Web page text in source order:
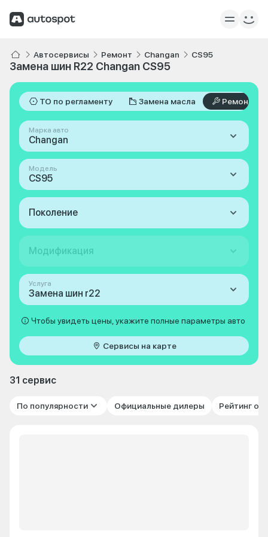
Автосервисы Ремонт Changan CS95
Замена шин R22 Changan CS95
ТО по регламенту Замена масла Ремонт
Марка авто
Changan
Модель
CS95
Поколение
Модификация
Услуга
Замена шин r22
Чтобы увидеть цены, укажите полные параметры авто
Сервисы на карте
31 сервис
По популярности Официальные дилеры Рейтинг